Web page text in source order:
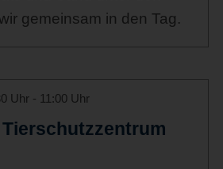
gemeinsam in den Tag.
Uhr - 11:00 Uhr